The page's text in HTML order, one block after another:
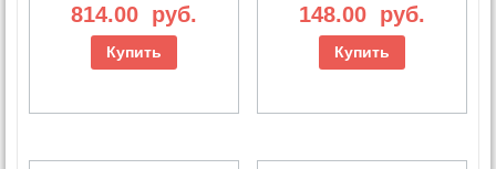
814.00 руб.
Купить
148.00 руб.
Купить